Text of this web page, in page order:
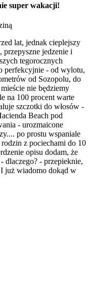
super wakacji!
lat, jednak cieplejszy
jedzenie i
tegorocznych
perfekcyjnie - od wylotu,
od Sozopolu, do
nie będziemy
na 100 procent warte
szczotki do włosów -
Beach pod
- urozmaicone
po prostu wspaniale
z pociechami do 10
opisu dodam, że
dlaczego? - przepieknie,
już wiadomo dokąd w